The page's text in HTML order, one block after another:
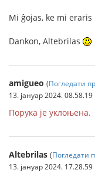
Mi ĝojas, ke mi
Dankon, Altebrilas
amigueo (Погледати
13. јануар 2024. 08.58.19
Порука је уклоњена.
Altebrilas (Погледати
13. јануар 2024. 17.28.59